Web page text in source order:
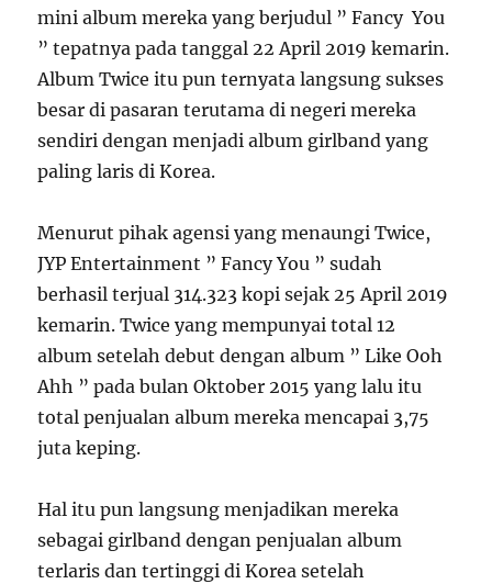
mini album mereka yang berjudul ” Fancy You
” tepatnya pada tanggal 22 April 2019 kemarin.
Album Twice itu pun ternyata langsung sukses
besar di pasaran terutama di negeri mereka
sendiri dengan menjadi album girlband yang
paling laris di Korea.
Menurut pihak agensi yang menaungi Twice,
JYP Entertainment ” Fancy You ” sudah
berhasil terjual 314.323 kopi sejak 25 April 2019
kemarin. Twice yang mempunyai total 12
album setelah debut dengan album ” Like Ooh
Ahh ” pada bulan Oktober 2015 yang lalu itu
total penjualan album mereka mencapai 3,75
juta keping.
Hal itu pun langsung menjadikan mereka
sebagai girlband dengan penjualan album
terlaris dan tertinggi di Korea setelah